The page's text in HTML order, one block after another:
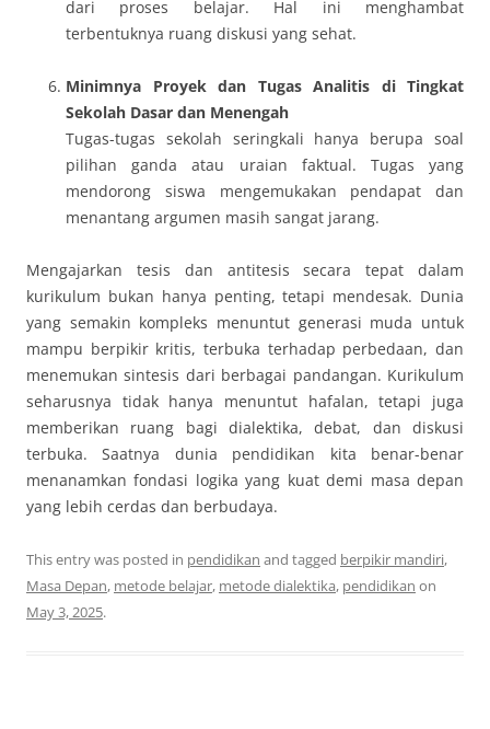
dari proses belajar. Hal ini menghambat
terbentuknya ruang diskusi yang sehat.
Minimnya Proyek dan Tugas Analitis di Tingkat
Sekolah Dasar dan Menengah
Tugas-tugas sekolah seringkali hanya berupa soal
pilihan ganda atau uraian faktual. Tugas yang
mendorong siswa mengemukakan pendapat dan
menantang argumen masih sangat jarang.
Mengajarkan tesis dan antitesis secara tepat dalam
kurikulum bukan hanya penting, tetapi mendesak. Dunia
yang semakin kompleks menuntut generasi muda untuk
mampu berpikir kritis, terbuka terhadap perbedaan, dan
menemukan sintesis dari berbagai pandangan. Kurikulum
seharusnya tidak hanya menuntut hafalan, tetapi juga
memberikan ruang bagi dialektika, debat, dan diskusi
terbuka. Saatnya dunia pendidikan kita benar-benar
menanamkan fondasi logika yang kuat demi masa depan
yang lebih cerdas dan berbudaya.
This entry was posted in pendidikan and tagged berpikir mandiri,
Masa Depan, metode belajar, metode dialektika, pendidikan on
May 3, 2025.